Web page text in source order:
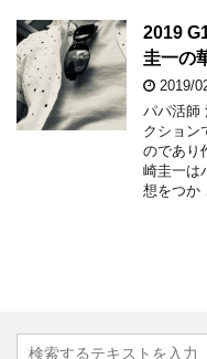
2019
圭一の
2019/
パパ活師
クション
のであり
崎圭一は
想をつか